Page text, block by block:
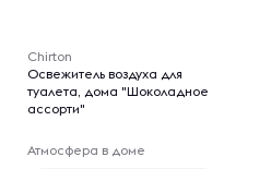
Chirton
Освежитель воздуха для
туалета, дома "Шоколадное
ассорти"
Атмосфера в доме